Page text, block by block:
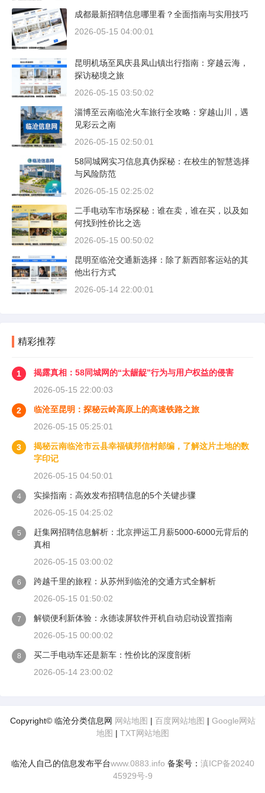
成都最新招聘信息哪里看？全面指南与实用技巧
2026-05-15 04:00:01
昆明机场至凤庆县凤山镇出行指南：穿越云海，
探访秘境之旅
2026-05-15 03:50:02
淄博至云南临沧火车旅行全攻略：穿越山川，遇
见彩云之南
2026-05-15 02:50:01
58同城网实习信息真伪探秘：在校生的智慧选择
与风险防范
2026-05-15 02:25:02
二手电动车市场探秘：谁在卖，谁在买，以及如
何找到性价比之选
2026-05-15 00:50:02
昆明至临沧交通新选择：除了新西部客运站的其
他出行方式
2026-05-14 22:00:01
精彩推荐
1
揭露真相：58同城网的“太龌龊”行为与用户权益的侵害
2026-05-15 22:00:03
2
临沧至昆明：探秘云岭高原上的高速铁路之旅
2026-05-15 05:25:01
3
揭秘云南临沧市云县幸福镇邦信村邮编，了解这片土地的数
字印记
2026-05-15 04:50:01
4
实操指南：高效发布招聘信息的5个关键步骤
2026-05-15 04:25:02
5
赶集网招聘信息解析：北京押运工月薪5000-6000元背后的
真相
2026-05-15 03:00:02
6
跨越千里的旅程：从苏州到临沧的交通方式全解析
2026-05-15 01:50:02
7
解锁便利新体验：永德读屏软件开机自动启动设置指南
2026-05-15 00:00:02
8
买二手电动车还是新车：性价比的深度剖析
2026-05-14 23:00:02
Copyright© 临沧分类信息网 网站地图 | 百度网站地图 | Google网站
地图 | TXT网站地图
临沧人自己的信息发布平台www.0883.info 备案号： 滇ICP备20240
45929号-9